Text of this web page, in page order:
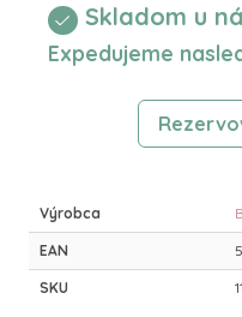
Skladom u
Expedujeme
Výrobca
EAN
SKU